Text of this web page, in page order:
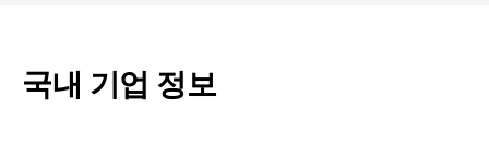
국내 기업 정보